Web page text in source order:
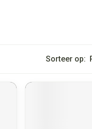
Sorteer op: